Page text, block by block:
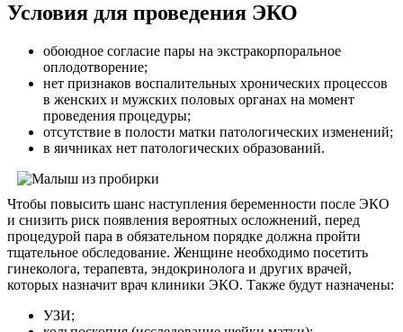
Условия для проведения ЭКО
обоюдное согласие пары на экстракорпоральное
оплодотворение;
нет признаков воспалительных хронических процессов
в женских и мужских половых органах на момент
проведения процедуры;
отсутствие в полости матки патологических изменений;
в яичниках нет патологических образований.
Чтобы повысить шанс наступления беременности после ЭКО
и снизить риск появления вероятных осложнений, перед
процедурой пара в обязательном порядке должна пройти
тщательное обследование. Женщине необходимо посетить
гинеколога, терапевта, эндокринолога и других врачей,
которых назначит врач клиники ЭКО. Также будут назначены:
УЗИ;